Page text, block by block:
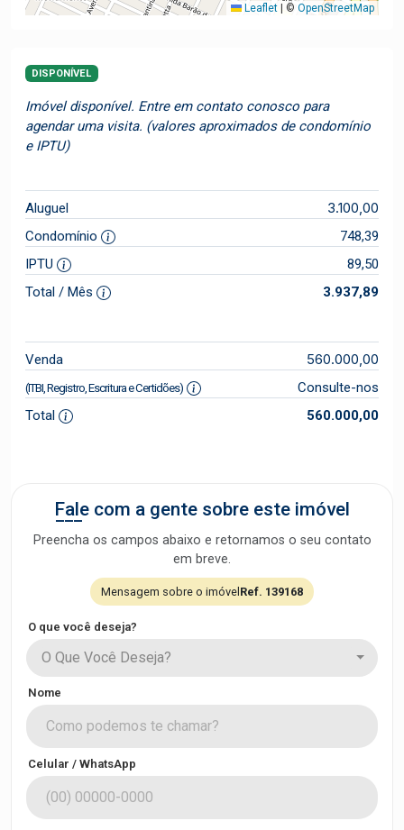
Leaflet © OpenStreetMap
DISPONÍVEL
Imóvel disponível. Entre em contato conosco para
agendar uma visita. (valores aproximados de condomínio
e IPTU)
Aluguel 3.100,00
Condomínio
748,39
IPTU
89,50
Total / Mês
3.937,89
Venda 560.000,00
(ITBI, Registro, Escritura e Certidões)
Consulte-nos
Total
560.000,00
Fale com a gente sobre este imóvel
Preencha os campos abaixo e retornamos o seu contato
em breve.
Mensagem sobre o imóvel Ref. 139168
O que você deseja?
O Que Você Deseja?
Nome
Celular / WhatsApp